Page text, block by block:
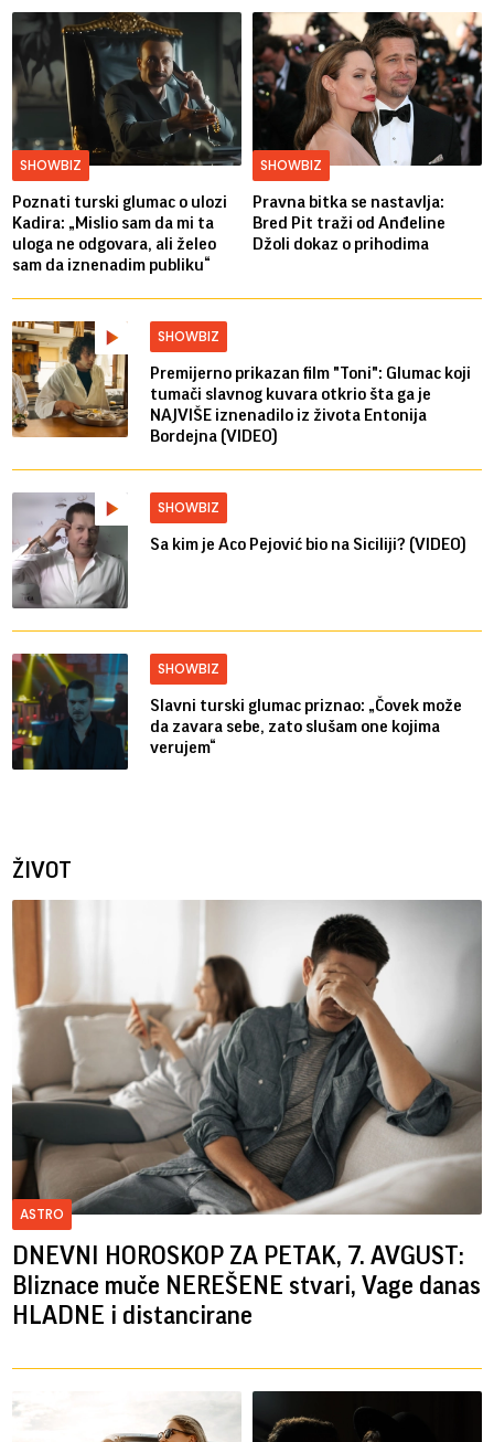
SHOWBIZ
Poznati turski glumac o ulozi
Kadira: „Mislio sam da mi ta
uloga ne odgovara, ali želeo
sam da iznenadim publiku“
SHOWBIZ
Pravna bitka se nastavlja:
Bred ​​Pit traži od Anđeline
Džoli dokaz o prihodima
SHOWBIZ
Premijerno prikazan film "Toni": Glumac koji
tumači slavnog kuvara otkrio šta ga je
NAJVIŠE iznenadilo iz života Entonija
Bordejna (VIDEO)
SHOWBIZ
Sa kim je Aco Pejović bio na Siciliji? (VIDEO)
SHOWBIZ
Slavni turski glumac priznao: „Čovek može
da zavara sebe, zato slušam one kojima
verujem“
ŽIVOT
ASTRO
DNEVNI HOROSKOP ZA PETAK, 7. AVGUST:
Bliznace muče NEREŠENE stvari, Vage danas
HLADNE i distancirane